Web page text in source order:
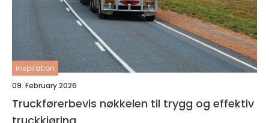
inspiration
09. February 2026
Truckførerbevis nøkkelen til trygg og effektiv